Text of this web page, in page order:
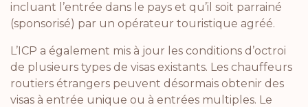
incluant l’entrée dans le pays et qu’il soit parrainé
(sponsorisé) par un opérateur touristique agréé.
L’ICP a également mis à jour les conditions d’octroi
de plusieurs types de visas existants. Les chauffeurs
routiers étrangers peuvent désormais obtenir des
visas à entrée unique ou à entrées multiples. Le